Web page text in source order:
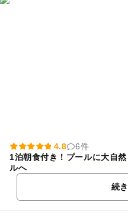
4.8
6件
1泊朝食付き！プールに大自
ルへ
続